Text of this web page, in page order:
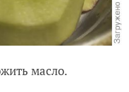
масло.